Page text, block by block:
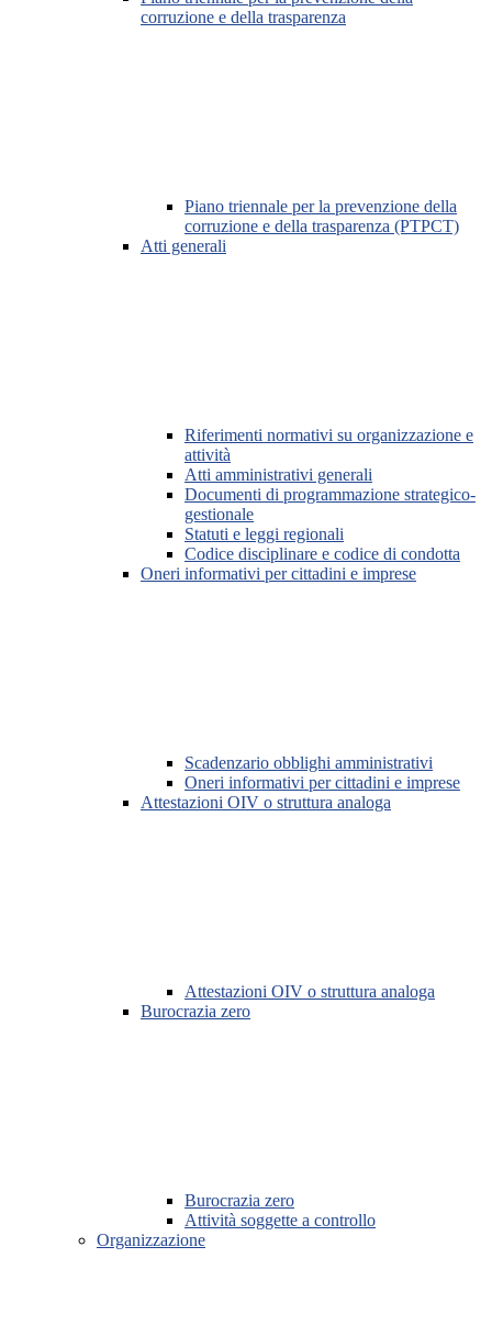
corruzione e della trasparenza
Piano triennale per la prevenzione della
corruzione e della trasparenza (PTPCT)
Atti generali
Riferimenti normativi su organizzazione e
attività
Atti amministrativi generali
Documenti di programmazione strategico-
gestionale
Statuti e leggi regionali
Codice disciplinare e codice di condotta
Oneri informativi per cittadini e imprese
Scadenzario obblighi amministrativi
Oneri informativi per cittadini e imprese
Attestazioni OIV o struttura analoga
Attestazioni OIV o struttura analoga
Burocrazia zero
Burocrazia zero
Attività soggette a controllo
Organizzazione